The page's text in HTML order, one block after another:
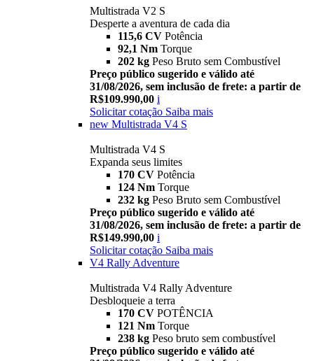
Multistrada V2 S
Desperte a aventura de cada dia
115,6 CV Potência
92,1 Nm Torque
202 kg Peso Bruto sem Combustível
Preço público sugerido e válido até
31/08/2026, sem inclusão de frete: a partir de
R$109.990,00 i
Solicitar cotação Saiba mais
new Multistrada V4 S
Multistrada V4 S
Expanda seus limites
170 CV Potência
124 Nm Torque
232 kg Peso Bruto sem Combustível
Preço público sugerido e válido até
31/08/2026, sem inclusão de frete: a partir de
R$149.990,00 i
Solicitar cotação Saiba mais
V4 Rally Adventure
Multistrada V4 Rally Adventure
Desbloqueie a terra
170 CV POTÊNCIA
121 Nm Torque
238 kg Peso bruto sem combustível
Preço público sugerido e válido até